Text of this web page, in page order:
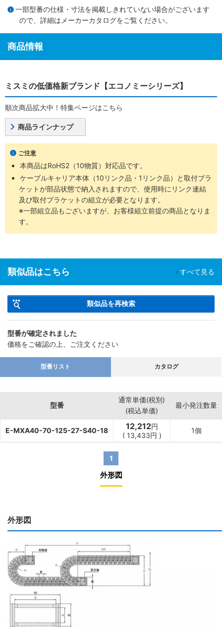
一部型番の仕様・寸法を掲載しきれていない場合がございます
ので、詳細は メーカーカタログをご覧ください。
商品情報
ミスミの低価格新ブランド【エコノミーシリーズ】
順次商品拡大中！特集ページはこちら
商品ラインナップ
ご注意
本商品はRoHS2（10物質）対応品です。
ケーブルキャリア本体（10リンク品・1リンク品）と取付ブラ
ケットが部品状態で納入されますので、使用時にリンク連結
及び取付ブラケットの組立が必要となります。
※一部組立品もございますが、お客様組立前提の商品となりま
す。
類似品はこちら すべて見る
類似品を再検索
型番が確定されました
価格をご確認の上、ご注文ください
型番リスト カタログ
型番
通常単価(税別)
(税込単価)
最小発注数量
E-MXA40-70-125-27-S40-18 12,212円
( 13,433円 )
1個
1
外形図
外形図